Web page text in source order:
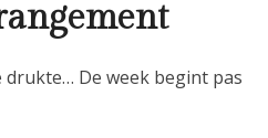
drukte… De week begint pas